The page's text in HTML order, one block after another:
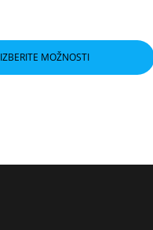
IZBERITE MOŽNOSTI